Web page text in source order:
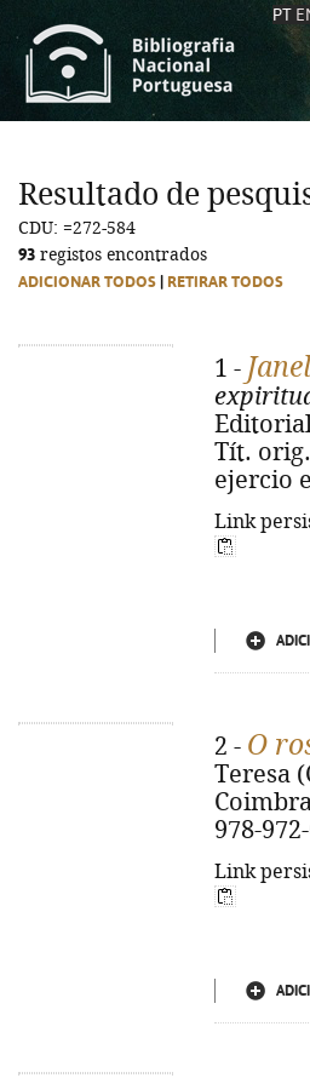
PT
Resultado de
CDU: =272-584
93 registos encontrados
ADICIONAR TODOS RETIRAR TODOS
1 -
Tít.
ejercio
Link
2 - O
Teresa
978-
Link